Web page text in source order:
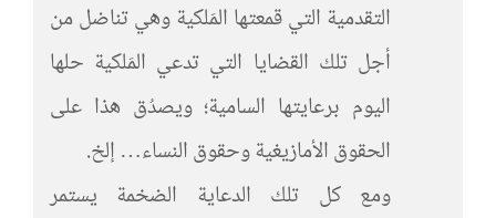
التقدمية التي قمعتها المَلكية وهي تناضل من
أجل تلك القضايا التي تدعي المَلكية حلها
اليوم برعايتها السامية؛ ويصدُق هذا على
الحقوق الأمازيغية وحقوق النساء… إلخ.
ومع كل تلك الدعاية الضخمة يستمر